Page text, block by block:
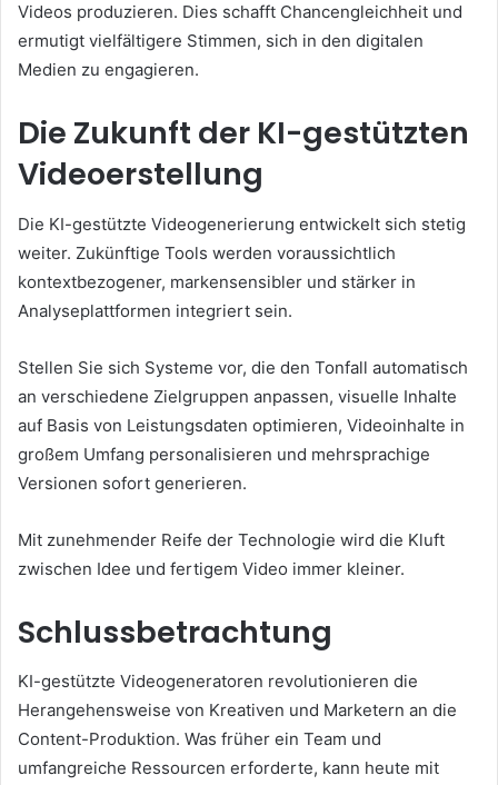
Videos produzieren. Dies schafft Chancengleichheit und
ermutigt vielfältigere Stimmen, sich in den digitalen
Medien zu engagieren.
Die Zukunft der KI-gestützten
Videoerstellung
Die KI-gestützte Videogenerierung entwickelt sich stetig
weiter. Zukünftige Tools werden voraussichtlich
kontextbezogener, markensensibler und stärker in
Analyseplattformen integriert sein.
Stellen Sie sich Systeme vor, die den Tonfall automatisch
an verschiedene Zielgruppen anpassen, visuelle Inhalte
auf Basis von Leistungsdaten optimieren, Videoinhalte in
großem Umfang personalisieren und mehrsprachige
Versionen sofort generieren.
Mit zunehmender Reife der Technologie wird die Kluft
zwischen Idee und fertigem Video immer kleiner.
Schlussbetrachtung
KI-gestützte Videogeneratoren revolutionieren die
Herangehensweise von Kreativen und Marketern an die
Content-Produktion. Was früher ein Team und
umfangreiche Ressourcen erforderte, kann heute mit